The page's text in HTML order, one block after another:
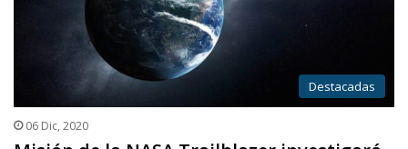
Destacadas
06 Dic, 2020